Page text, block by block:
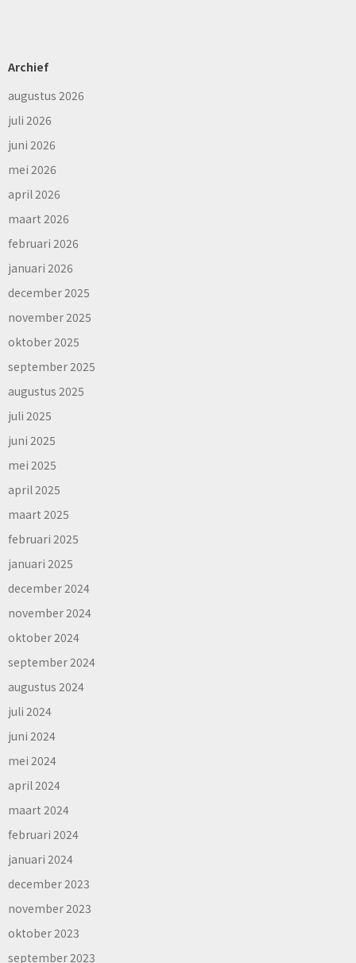
Archief
augustus 2026
juli 2026
juni 2026
mei 2026
april 2026
maart 2026
februari 2026
januari 2026
december 2025
november 2025
oktober 2025
september 2025
augustus 2025
juli 2025
juni 2025
mei 2025
april 2025
maart 2025
februari 2025
januari 2025
december 2024
november 2024
oktober 2024
september 2024
augustus 2024
juli 2024
juni 2024
mei 2024
april 2024
maart 2024
februari 2024
januari 2024
december 2023
november 2023
oktober 2023
september 2023